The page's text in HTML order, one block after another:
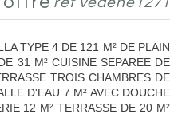
TYPE 4 DE 121 M² DE PLAIN
31 M² CUISINE SEPAREE DE
TROIS CHAMBRES DE
D'EAU 7 M² AVEC DOUCHE
12 M² TERRASSE DE 20 M²